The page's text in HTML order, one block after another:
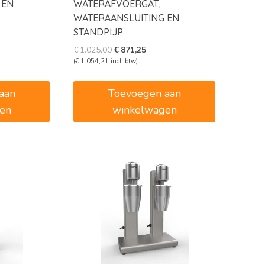
WATERAFVOERGAT,
WATERAANSLUITING EN
STANDPIJP
€1.025,00Oorspronkelijke
prijs
€1.025,00.
€ 871,25Huidige
(€ 1.054,21 incl. btw)
Toevoegen aan
winkelwagen